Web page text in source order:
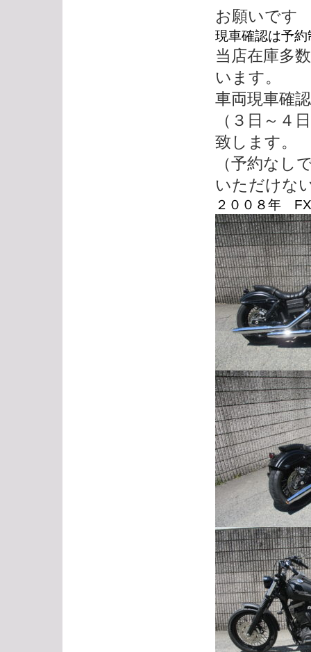
お願いです
現車確認は予
当店在庫多
います。
車両現車確
（３日～４
致します。
（予約なし
いただけな
２００８年